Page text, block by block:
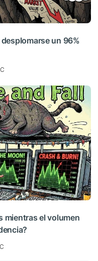
un 96%
mientras el volumen